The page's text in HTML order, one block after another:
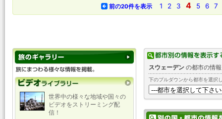
前の20件を表示 1 2 3 4 5 6 7
スウェーデン の都市の情
下のプルダウンから都市を選択
世界中の様々な地域や国々の
ビデオをストリーミング配
信！